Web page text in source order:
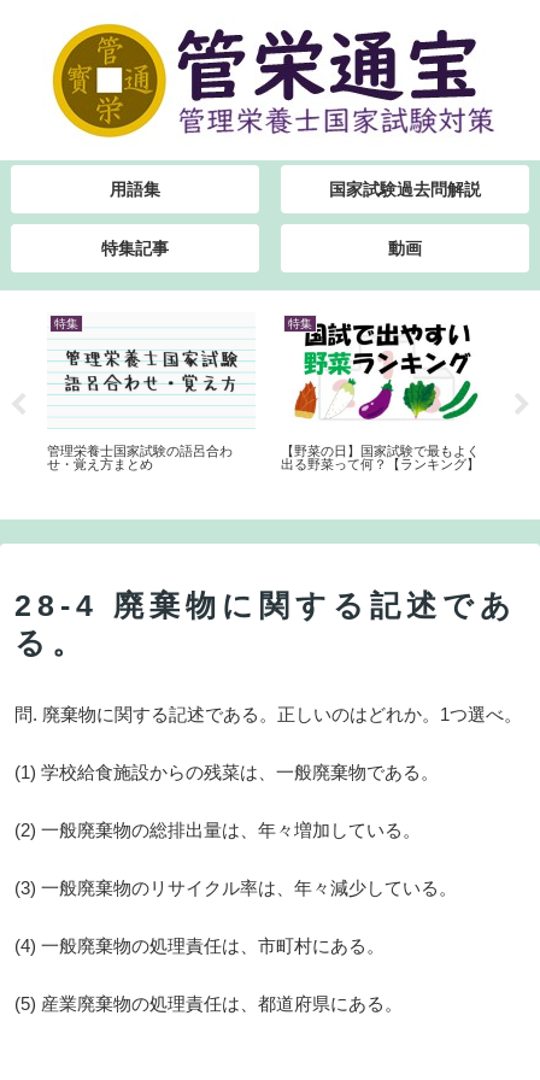
用語集 国家試験過去問解説
特集記事 動画
特集
管理栄養士国家試験の語呂合わ
せ・覚え方まとめ
特集
【野菜の日】国家試験で最もよく
出る野菜って何？【ランキング】
28-4 廃棄物に関する記述であ
る。
問. 廃棄物に関する記述である。正しいのはどれか。1つ選べ。
(1) 学校給食施設からの残菜は、一般廃棄物である。
(2) 一般廃棄物の総排出量は、年々増加している。
(3) 一般廃棄物のリサイクル率は、年々減少している。
(4) 一般廃棄物の処理責任は、市町村にある。
(5) 産業廃棄物の処理責任は、都道府県にある。